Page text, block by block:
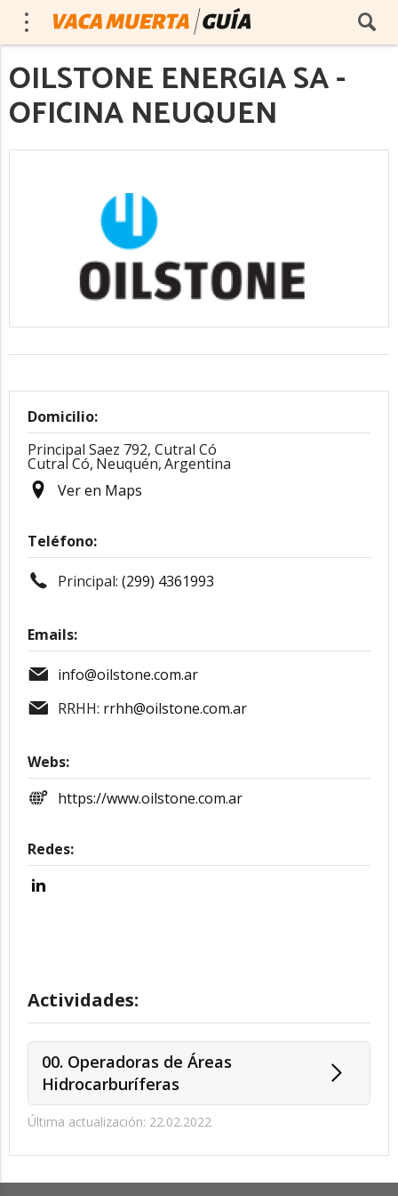
OILSTONE ENERGIA SA -
OFICINA NEUQUEN
Domicilio:
Principal Saez 792, Cutral Có
Cutral Có, Neuquén,Argentina
Ver en Maps
Teléfono:
Principal: (299) 4361993
Emails:
info@oilstone.com.ar
RRHH: rrhh@oilstone.com.ar
Webs:
https://www.oilstone.com.ar
Redes:
Actividades:
00. Operadoras de Áreas
Hidrocarburíferas
Última actualización: 22.02.2022